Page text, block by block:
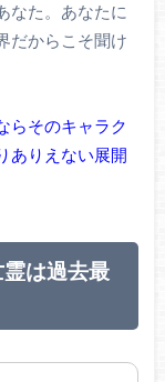
なた。あなたに
だからこそ聞け
らそのキャラク
ありえない展開
は過去最